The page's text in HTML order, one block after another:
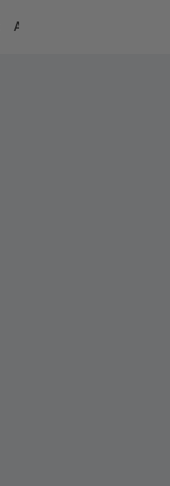
Artikkelit